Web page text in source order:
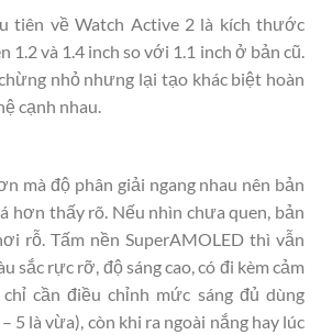
tiên về Watch Active 2 là kích thước
1.2 và 1.4 inch so với 1.1 inch ở bản cũ.
nhỏ nhưng lại tạo khác biệt hoàn
cạnh nhau.
mà độ phân giải ngang nhau nên bản
hơn thấy rõ. Nếu nhìn chưa quen, bản
rỗ. Tấm nền SuperAMOLED thì vẫn
sắc rực rỡ, độ sáng cao, có đi kèm cảm
cần điều chỉnh mức sáng đủ dùng
5 là vừa), còn khi ra ngoài nắng hay lúc